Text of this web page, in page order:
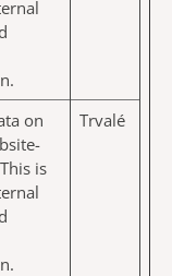
on
is
Trvalé